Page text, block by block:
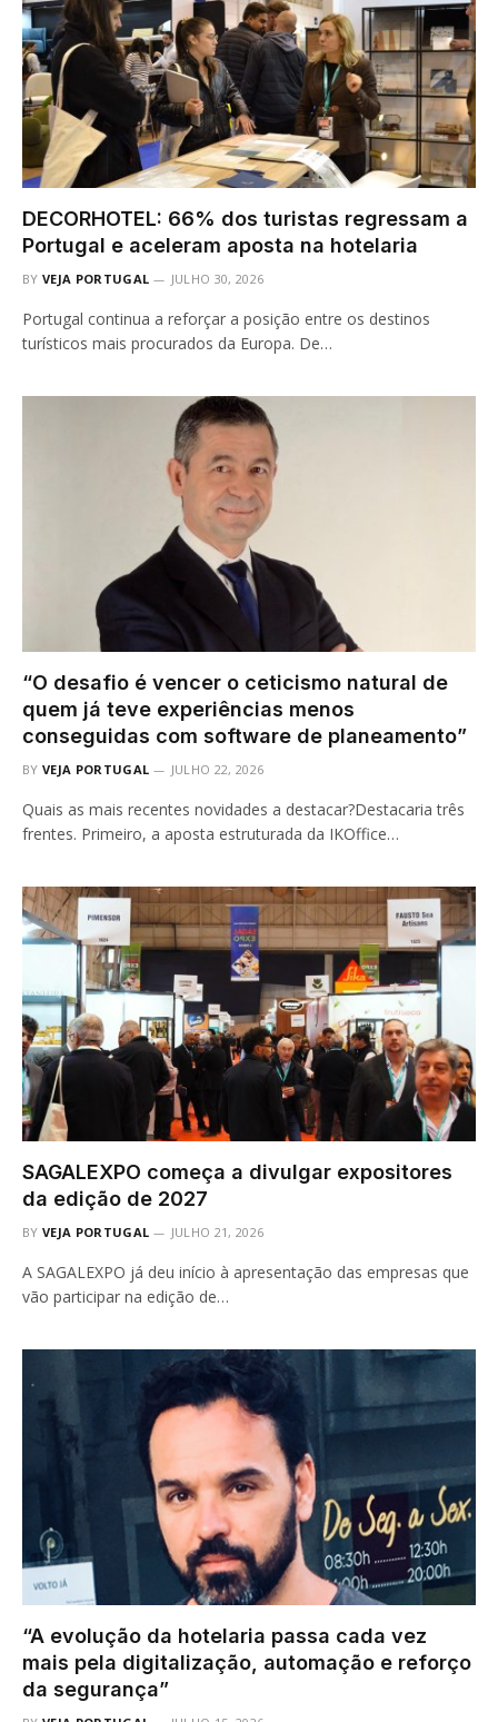
DECORHOTEL: 66% dos turistas regressam a
Portugal e aceleram aposta na hotelaria
BY VEJA PORTUGAL JULHO 30, 2026
Portugal continua a reforçar a posição entre os destinos
turísticos mais procurados da Europa. De…
“O desafio é vencer o ceticismo natural de
quem já teve experiências menos
conseguidas com software de planeamento”
BY VEJA PORTUGAL JULHO 22, 2026
Quais as mais recentes novidades a destacar?Destacaria três
frentes. Primeiro, a aposta estruturada da IKOffice…
SAGALEXPO começa a divulgar expositores
da edição de 2027
BY VEJA PORTUGAL JULHO 21, 2026
A SAGALEXPO já deu início à apresentação das empresas que
vão participar na edição de…
“A evolução da hotelaria passa cada vez
mais pela digitalização, automação e reforço
da segurança”